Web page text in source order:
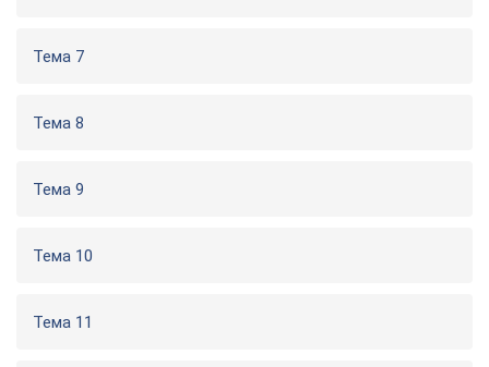
Тема 7
Тема 8
Тема 9
Тема 10
Тема 11